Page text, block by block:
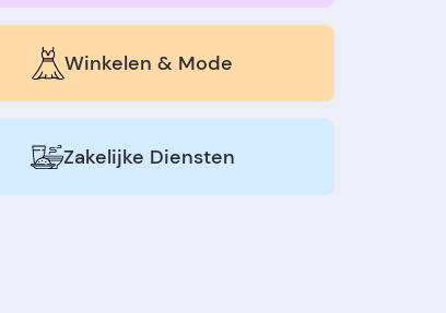
Winkelen & Mode
Zakelijke Diensten